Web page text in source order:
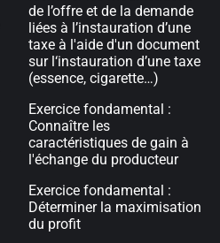
de l’offre et de la demande
liées à l’instauration d’une
taxe à l'aide d'un document
sur l‘instauration d’une taxe
(essence, cigarette…)
Exercice fondamental :
Connaître les
caractéristiques de gain à
l'échange du producteur
Exercice fondamental :
Déterminer la maximisation
du profit